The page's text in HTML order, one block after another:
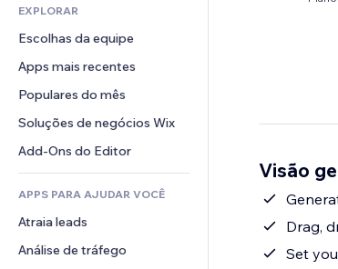
Listas do site
Email
Contabilidade
Cupons e fidelidade
Soluções de armazenamento
Meus agendamentos
Fotografia
Vídeo
PDF
Compartilhamento de arquivos
Notícias
Relógio
Templates de página
Efeitos de imagem
Botões e menus
Banners e selos
Calculadoras
Busca
Previsão do tempo
Tabelas e gráficos
Enquetes
Chat
Comentários
Telefone
Comunidade
Avaliações e depoimentos
CRM
EXPLORAR
Escolhas da equipe
Apps mais recentes
Populares do mês
Soluções de negócios Wix
Add-Ons do Editor
APPS PARA AJUDAR VOCÊ
Atraia leads
Análise de tráfego
Visão
Drag,
Set